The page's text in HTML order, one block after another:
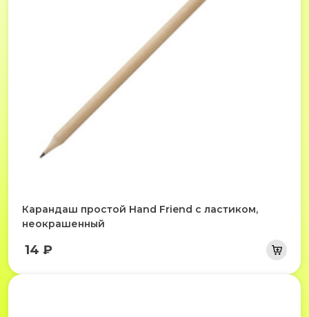
Карандаш простой Hand Friend с ластиком,
неокрашенный
14 ₽